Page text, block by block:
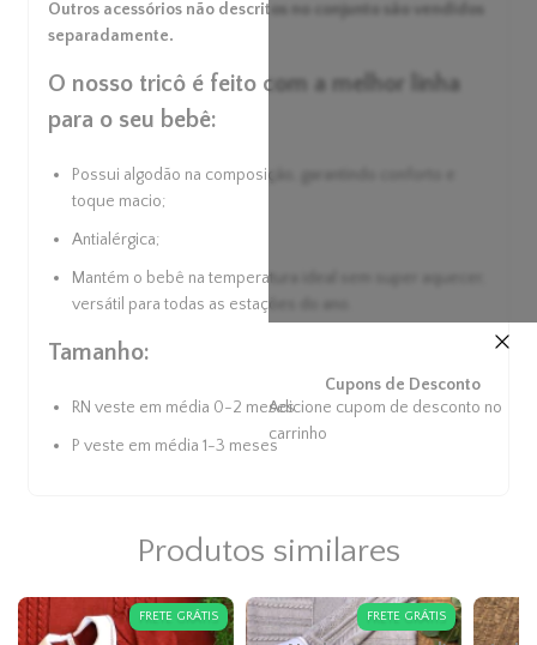
carrinho
Outros acessórios não descritos no conjunto são vendidos
separadamente.
O nosso tricô é feito com a melhor linha
para o seu bebê:
Possui algodão na composição, garantindo conforto e
toque macio;
Antialérgica;
Mantém o bebê na temperatura ideal sem super aquecer,
versátil para todas as estações do ano.
Tamanho:
RN veste em média 0-2 meses
P veste em média 1-3 meses
Produtos similares
FRETE GRÁTIS FRETE GRÁTIS